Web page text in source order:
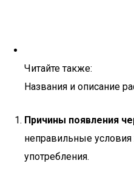
Читайте также:
Названия и описание
Причины появления
неправильные условия
употребления.